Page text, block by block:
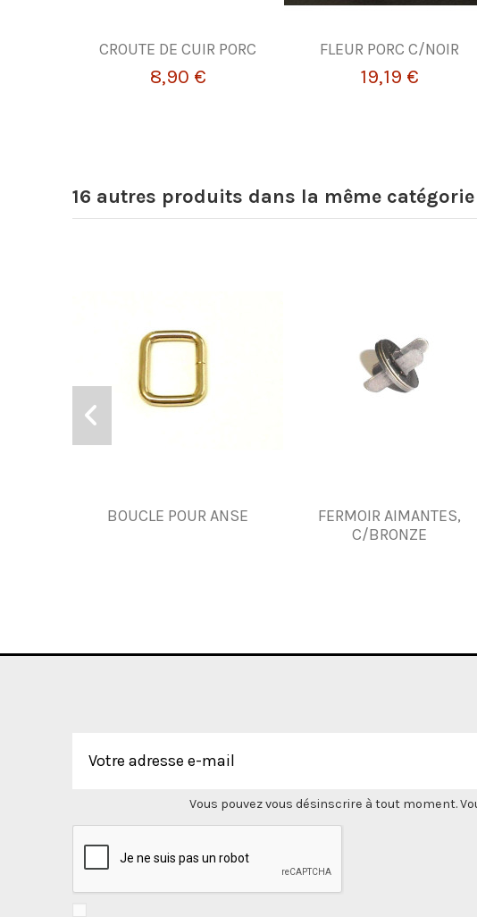
CROUTE DE CUIR PORC
8,90 €
FLEUR PORC C/NOIR
19,19 €
16 autres produits dans la même catégorie
BOUCLE POUR ANSE
FERMOIR AIMANTES,
C/BRONZE
Vous pouvez vous désinscrire à tout moment.